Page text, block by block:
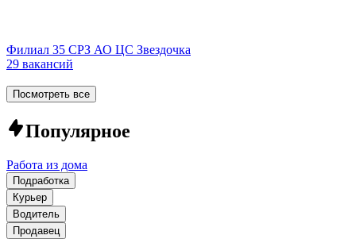
Филиал 35 СРЗ АО ЦС Звездочка
29 вакансий
Посмотреть все
Популярное
Работа из дома
Подработка
Курьер
Водитель
Продавец